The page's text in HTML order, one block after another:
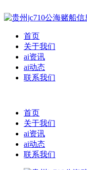
首页
关于我们
ai资讯
ai动态
联系我们
首页
关于我们
ai资讯
ai动态
联系我们